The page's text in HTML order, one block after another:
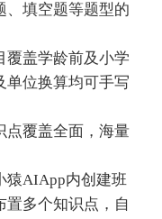
、填空题等题型的
覆盖学龄前及小学
单位换算均可手写
点覆盖全面，海量
猿AIApp内创建班
置多个知识点，自